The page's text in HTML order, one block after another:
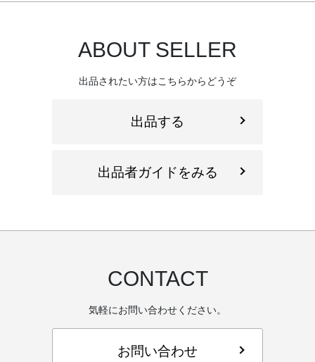
ABOUT SELLER
出品されたい方はこちらからどうぞ
出品する
出品者ガイドをみる
CONTACT
気軽にお問い合わせください。
お問い合わせ